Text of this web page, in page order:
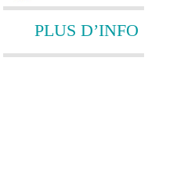
PLUS D’INFO